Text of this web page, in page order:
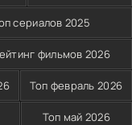
сериалов 2025
фильмов 2026
Топ февраль 2026
Топ май 2026